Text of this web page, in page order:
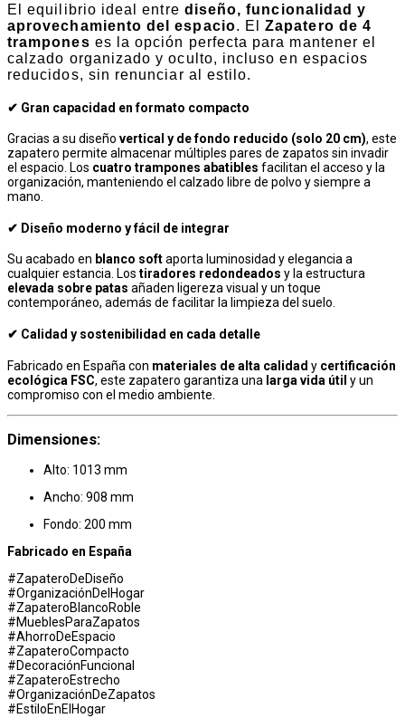
El equilibrio ideal entre diseño, funcionalidad y
aprovechamiento del espacio. ElZapatero de 4
trampones es la opción perfecta para mantener el
calzado organizado y oculto, incluso en espacios
reducidos, sin renunciar al estilo.
✔ Gran capacidad en formato compacto
Gracias a su diseño vertical y de fondo reducido (solo 20 cm), este
zapatero permite almacenar múltiples pares de zapatos sin invadir
el espacio. Los cuatro trampones abatibles facilitan el acceso y la
organización, manteniendo el calzado libre de polvo y siempre a
mano.
✔ Diseño moderno y fácil de integrar
Su acabado en blanco softaporta luminosidad y elegancia a
cualquier estancia. Los tiradores redondeados y la estructura
elevada sobre patas añaden ligereza visual y un toque
contemporáneo, además de facilitar la limpieza del suelo.
✔ Calidad y sostenibilidad en cada detalle
Fabricado en España con materiales de alta calidad y certificación
ecológica FSC, este zapatero garantiza una larga vida útil y un
compromiso con el medio ambiente.
Dimensiones:
Alto: 1013 mm
Ancho: 908 mm
Fondo: 200 mm
Fabricado en España
#ZapateroDeDiseño
#OrganizaciónDelHogar
#ZapateroBlancoRoble
#MueblesParaZapatos
#AhorroDeEspacio
#ZapateroCompacto
#DecoraciónFuncional
#ZapateroEstrecho
#OrganizaciónDeZapatos
#EstiloEnElHogar